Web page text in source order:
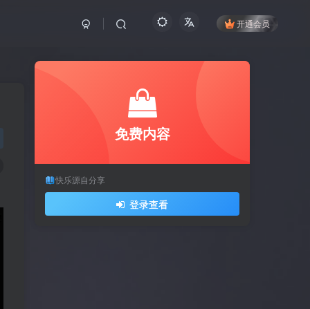
开通会员
免费内容
快乐源自分享
登录查看